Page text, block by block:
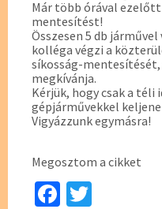
Már több órával
mentesítést!
Összesen 5 db
kolléga végzi a
síkosság-
megkívánja.
Kérjük, hogy csak a
gépjárművekkel
Vigyázzunk egymásra!
Megosztom a cikket
Fa